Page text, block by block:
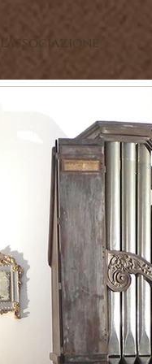
L'associazione